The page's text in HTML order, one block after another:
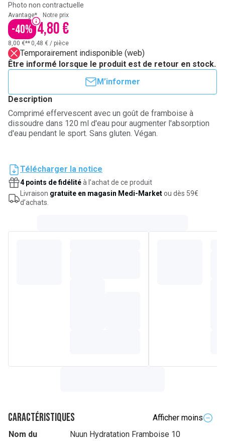
Photo non contractuelle
Avantage*
-40%
Notre prix
4,80 €
8,00 €** 0,48 € / pièce
Temporairement indisponible (web)
Être informé lorsque le produit est de retour en stock.
M’informer
Description
Comprimé effervescent avec un goût de framboise à
dissoudre dans 120 ml d'eau pour augmenter l'absorption
d'eau pendant le sport. Sans gluten. Végan.
Télécharger la notice
4 points de fidélitéà l’achat de ce produit
Livraison gratuite en magasin Medi-Marketou dès 59€
d’achats.
Caractéristiques
Afficher moins
Nom du
Nuun Hydratation Framboise 10